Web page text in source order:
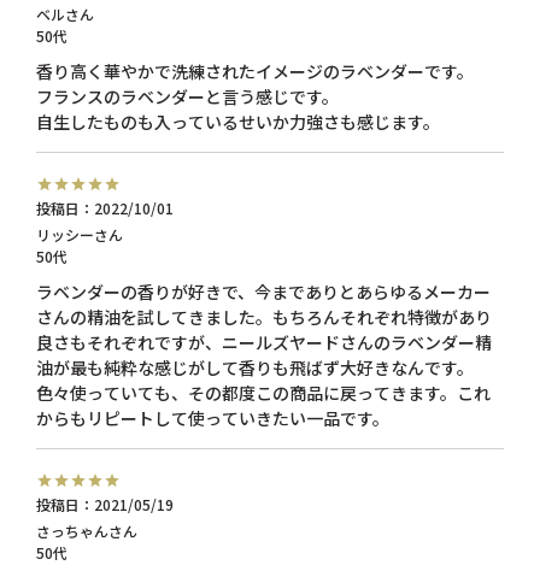
ベル
50代
香り高く華やかで洗練されたイメージのラベンダーです。
フランスのラベンダーと言う感じです。
自生したものも入っているせいか力強さも感じます。
リッシー
50代
投稿日 2022/10/01
ラベンダーの香りが好きで、今までありとあらゆるメーカー
さんの精油を試してきました。もちろんそれぞれ特徴があり
良さもそれぞれですが、ニールズヤードさんのラベンダー精
油が最も純粋な感じがして香りも飛ばず大好きなんです。
色々使っていても、その都度この商品に戻ってきます。これ
からもリピートして使っていきたい一品です。
さっちゃん
50代
投稿日 2021/05/19